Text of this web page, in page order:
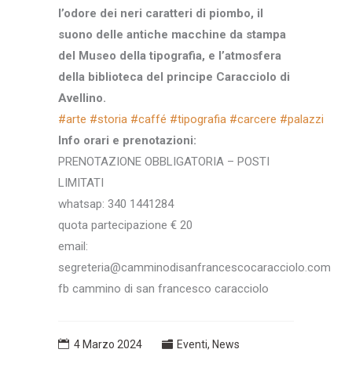
l’odore dei neri caratteri di piombo, il
suono delle antiche macchine da stampa
del Museo della tipografia, e l’atmosfera
della biblioteca del principe Caracciolo di
Avellino.
#arte #storia #caffé #tipografia #carcere #palazzi
Info orari e prenotazioni:
PRENOTAZIONE OBBLIGATORIA – POSTI
LIMITATI
whatsap: 340 1441284
quota partecipazione € 20
email:
segreteria@camminodisanfrancescocaracciolo.com
fb cammino di san francesco caracciolo
4 Marzo 2024 Eventi, News